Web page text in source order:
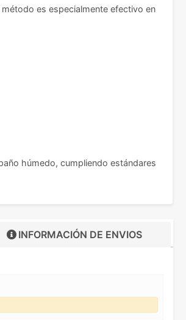
es especialmente efectivo en
húmedo, cumpliendo estándares
INFORMACIÓN DE ENVIOS